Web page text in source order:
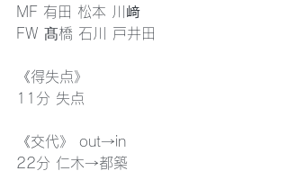
MF 有田 松本 川﨑
FW 髙橋 石川 戸井田
《得失点》
11分 失点
《交代》 out→in
22分 仁木→都築